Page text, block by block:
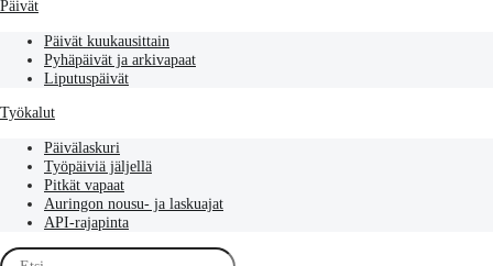
Päivät
Päivät kuukausittain
Pyhäpäivät ja arkivapaat
Liputuspäivät
Työkalut
Päivälaskuri
Työpäiviä jäljellä
Pitkät vapaat
Auringon nousu- ja laskuajat
API-rajapinta